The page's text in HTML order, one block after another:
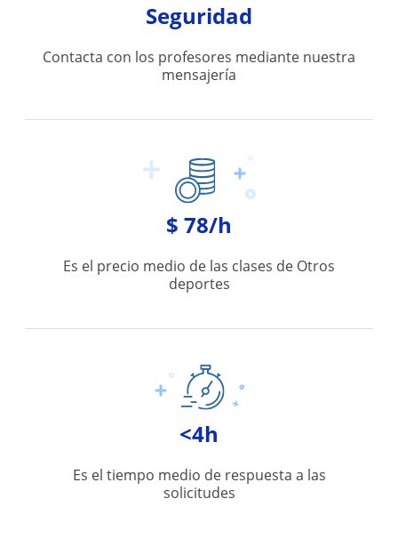
Seguridad
Contacta con los profesores mediante nuestra
mensajería
$ 78/h
Es el precio medio de las clases de Otros
deportes
<4h
Es el tiempo medio de respuesta a las
solicitudes